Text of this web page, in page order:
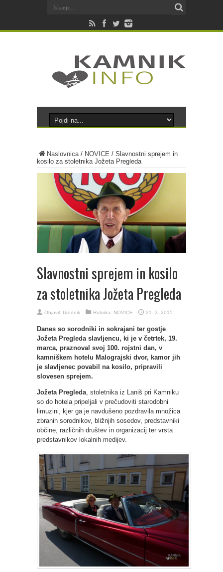
Naslovnica/ NOVICE / Slavnostni sprejem in
kosilo za stoletnika Jožeta Pregleda
Slavnostni sprejem in kosilo
za stoletnika Jožeta Pregleda
Objavil: Urednik Rubrika: NOVICE 21. 3. 2015
Danes so sorodniki in sokrajani ter gostje
Jožeta Pregleda slavljencu, ki je v četrtek, 19.
marca, praznoval svoj 100. rojstni dan, v
kamniškem hotelu Malograjski dvor, kamor jih
je slavljenec povabil na kosilo, pripravili
slovesen sprejem.
Jožeta Pregleda , stoletnika iz Laniš pri Kamniku
so do hotela pripeljali v prečudoviti starodobni
limuzini, kjer ga je navdušeno pozdravila množica
zbranih sorodnikov, bližnjih sosedov, predstavniki
občine, različnih društev in organizacij ter vrsta
predstavnikov lokalnih medijev.